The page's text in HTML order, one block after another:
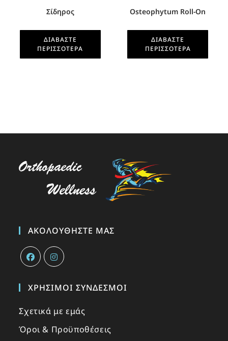
Σίδηρος
ΔΙΑΒΆΣΤΕ
ΠΕΡΙΣΣΌΤΕΡΑ
Osteophytum Roll-On
ΔΙΑΒΆΣΤΕ
ΠΕΡΙΣΣΌΤΕΡΑ
ΑΚΟΛΟΥΘΉΣΤΕ ΜΑΣ
ΧΡΉΣΙΜΟΙ ΣΎΝΔΕΣΜΟΙ
Σχετικά με εμάς
Όροι & Προϋποθέσεις